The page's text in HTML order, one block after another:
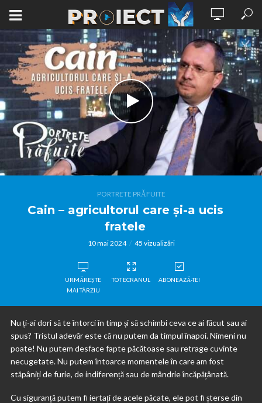
PORTRETE PRĂFUITE
Cain – agricultorul care și-a ucis
fratele
10 mai 2024 45 vizualizări
URMĂREȘTE
MAI TÂRZIU
TOT ECRANUL ABONEAZĂ-TE!
Nu ți-ai dori să te întorci în timp și să schimbi ceva ce ai făcut sau ai
spus? Tristul adevăr este că nu putem da timpul înapoi. Nimeni nu
poate! Nu putem desface fapte păcătoase sau retrage cuvinte
necugetate. Nu putem întoarce momentele în care am fost
stăpâniți de furie, de indiferență sau de mândrie încăpățânată.
Cu siguranță putem fi iertați de acele păcate, ele pot fi șterse din